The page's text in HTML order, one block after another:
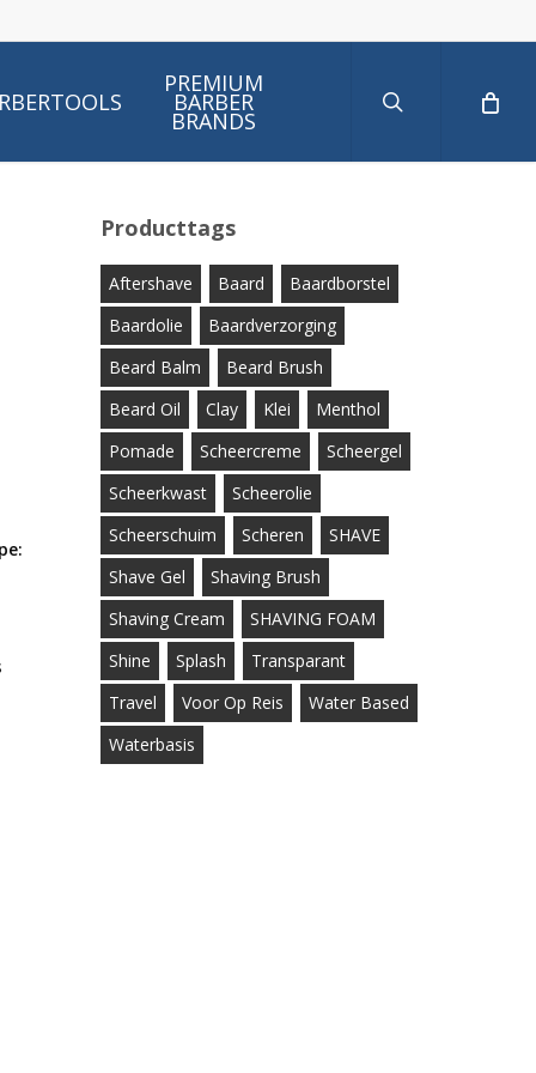
PREMIUM
BARBER
BRANDS
Producttags
Aftershave Baard
Baardborstel
Baardolie
Baardverzorging
Beard Balm
Beard Brush
Beard Oil
Clay Klei
Menthol
Pomade
Scheercreme
Scheergel
Scheerkwast
Scheerolie
Scheerschuim
Scheren
SHAVE
Shave Gel
Shaving Brush
Shaving Cream
SHAVING FOAM
Shine
Splash
Transparant
Travel
Voor Op Reis
Water Based
Waterbasis